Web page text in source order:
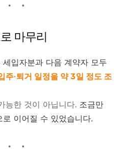
마무리
입자분과 다음 계약자 모두
주·퇴거 일정을 약 3일 정도 조
능한 것이 아닙니다. 조금만
이어질 수 있었습니다.